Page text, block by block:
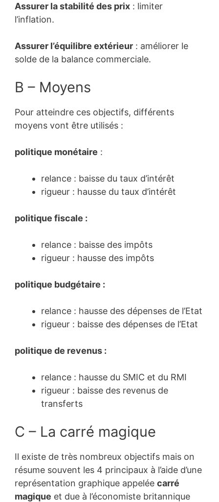
Assurer la stabilité des prix : limiter
l’inflation.
Assurer l’équilibre extérieur : améliorer le
solde de la balance commerciale.
B – Moyens
Pour atteindre ces objectifs, différents
moyens vont être utilisés :
politique monétaire :
relance : baisse du taux d’intérêt
rigueur : hausse du taux d’intérêt
politique fiscale :
relance : baisse des impôts
rigueur : hausse des impôts
politique budgétaire :
relance : hausse des dépenses de l’Etat
rigueur : baisse des dépenses de l’Etat
politique de revenus :
relance : hausse du SMIC et du RMI
rigueur : baisse des revenus de
transferts
C – La carré magique
Il existe de très nombreux objectifs mais on
résume souvent les 4 principaux à l’aide d’une
représentation graphique appelée carré
magique et due à l’économiste britannique